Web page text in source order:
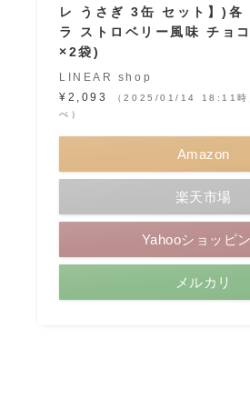
レ うさぎ 3缶 セット】)各
ラ ストロベリー風味 チョ
×2袋)
LINEAR shop
¥2,093
（2025/01/14 18:11時
べ）
Amazon
楽天市場
Yahooショッピ
メルカリ